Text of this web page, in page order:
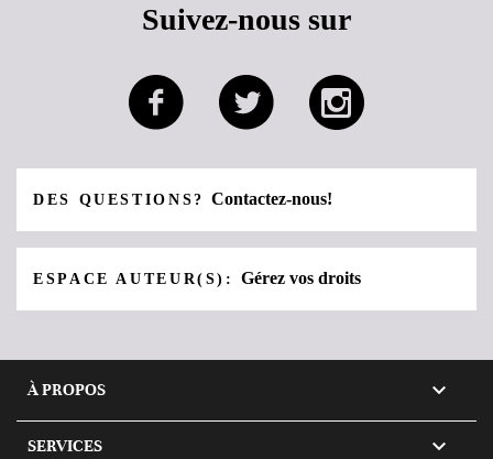
Suivez-nous sur
DES QUESTIONS?Contactez-nous!
ESPACE AUTEUR(S):Gérez vos droits
À PROPOS 
SERVICES 